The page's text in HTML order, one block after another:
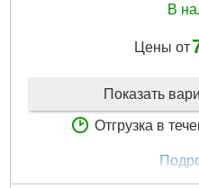
В
Цены от
Показать
Отгрузка в